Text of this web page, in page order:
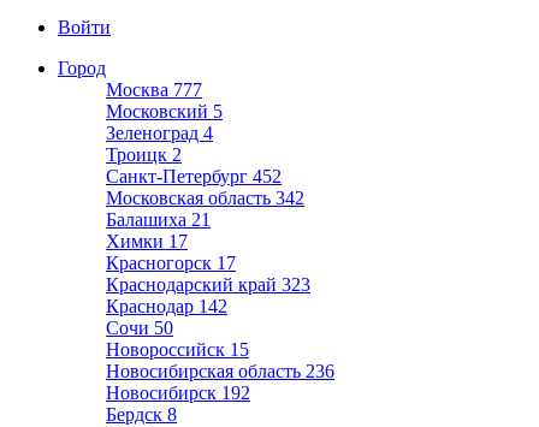
Войти
Город
Москва 777
Московский 5
Зеленоград 4
Троицк 2
Санкт-Петербург 452
Московская область 342
Балашиха 21
Химки 17
Красногорск 17
Краснодарский край 323
Краснодар 142
Сочи 50
Новороссийск 15
Новосибирская область 236
Новосибирск 192
Бердск 8